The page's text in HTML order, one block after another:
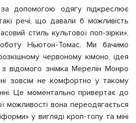
допомогою одягу підкреслює
речі, що давали б можливість
стиль культової поп-зірки»,
Ньютон-Томас. Ми бачимо
червоному кімоно, ідея
відомого знімка Мерелін Монро
зовсім не комфортно у такому
Це моментально привертає до
можливості вона переодягається
у вигляді кроп-топу та міні